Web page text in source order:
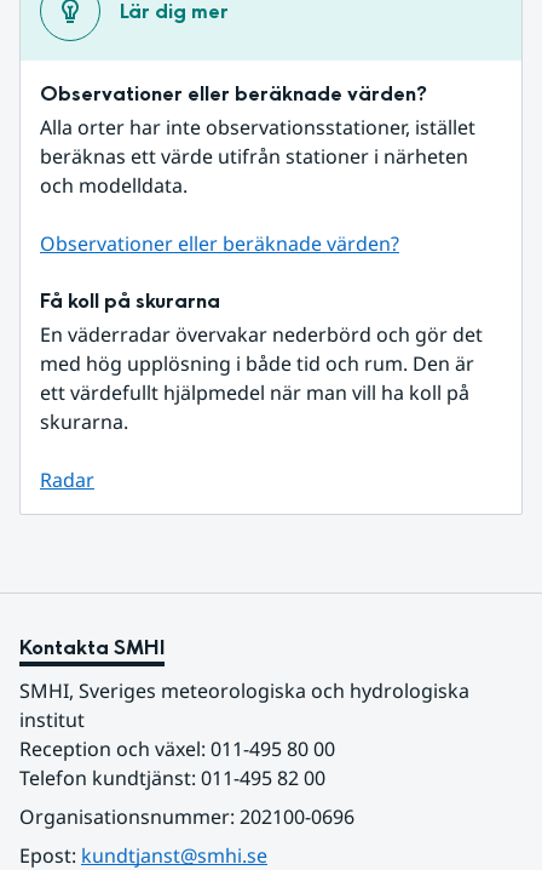
Lär dig mer
Observationer eller beräknade värden?
Alla orter har inte observationsstationer, istället
beräknas ett värde utifrån stationer i närheten
och modelldata.
Observationer eller beräknade värden?
Få koll på skurarna
En väderradar övervakar nederbörd och gör det
med hög upplösning i både tid och rum. Den är
ett värdefullt hjälpmedel när man vill ha koll på
skurarna.
Radar
Kontakta SMHI
SMHI, Sveriges meteorologiska och hydrologiska
institut
Reception och växel: 011-495 80 00
Telefon kundtjänst: 011-495 82 00
Organisationsnummer: 202100-0696
Epost: kundtjanst@smhi.se